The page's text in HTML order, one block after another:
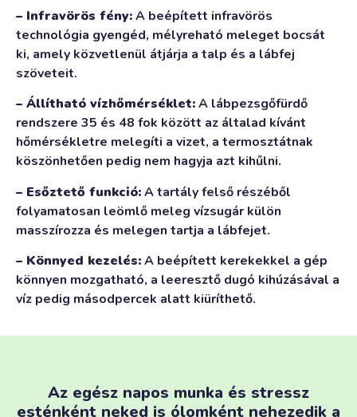
– Infravörös fény:A beépített infravörös
technológia gyengéd, mélyreható meleget bocsát
ki, amely közvetlenül átjárja a talp és a lábfej
szöveteit.
– Állítható vízhőmérséklet:A lábpezsgőfürdő
rendszere 35 és 48 fok között az általad kívánt
hőmérsékletre melegíti a vizet, a termosztátnak
köszönhetően pedig nem hagyja azt kihűlni.
– Esőztető funkció:A tartály felső részéből
folyamatosan leömlő meleg vízsugár külön
masszírozza és melegen tartja a lábfejet.
– Könnyed kezelés:A beépített kerekekkel a gép
könnyen mozgatható, a leeresztő dugó kihúzásával a
víz pedig másodpercek alatt kiüríthető.
Az egész napos munka és stressz
esténként neked is ólomként nehezedik a